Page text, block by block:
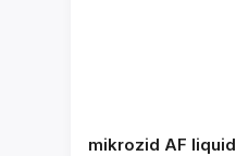
mikrozid AF liquid